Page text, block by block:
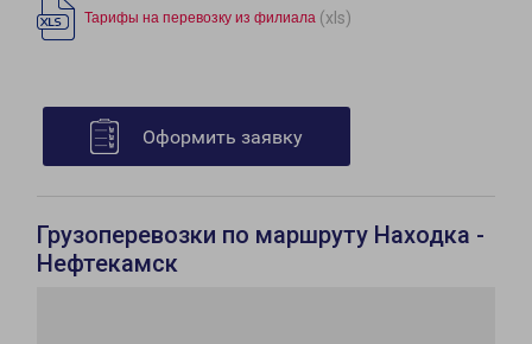
Тарифы на перевозку из филиала (xls)
Оформить заявку
Грузоперевозки по маршруту Находка -
Нефтекамск